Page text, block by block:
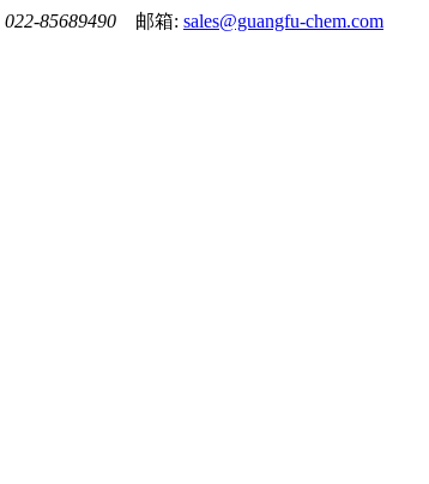
022-85689490 邮箱: sales@guangfu-chem.com